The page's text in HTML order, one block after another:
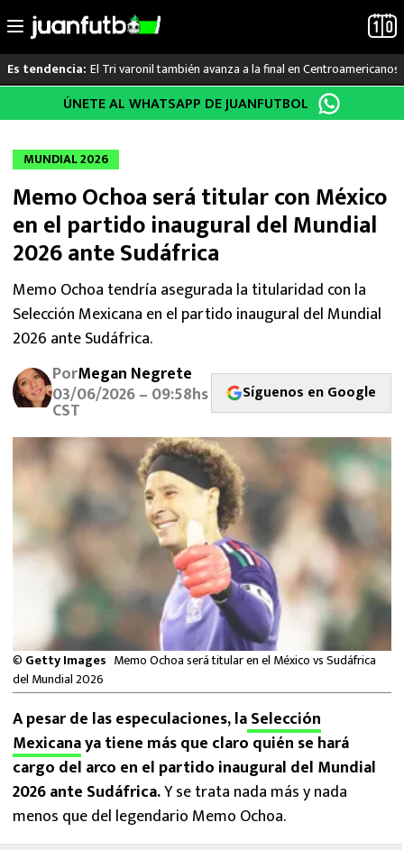
al
Es tendencia: El Tri varonil también avanza a la final en Centroamericanos
LO ÚLTIMO
LIGA MX
RAYADOS
PUMAS
ATLANTE
SELECCIÓN MEXICANA
FUTBOL INTERNACIONAL
MEXICANOS EN EL EXTRANJERO
FUTBOL ESTUFA
FÓRMULA 1
BOXEO
LIGA MX
NFL
ÚNETE AL WHATSAPP DE JUANFUTBOL
MUNDIAL 2026
Memo Ochoa será titular con México
en el partido inaugural del Mundial
2026 ante Sudáfrica
Memo Ochoa tendría asegurada la titularidad con la
Selección Mexicana en el partido inaugural del Mundial
2026 ante Sudáfrica.
PorMegan Negrete
03/06/2026 – 09:58hs
CST
Síguenos en Google
© Getty Images Memo Ochoa será titular en el México vs Sudáfrica
del Mundial 2026
A pesar de las especulaciones, laSelección
Mexicanaya tiene más que claro quién se hará
cargo del arco en el partido inaugural del Mundial
2026 ante Sudáfrica.Y se trata nada más y nada
menos que del legendario Memo Ochoa.